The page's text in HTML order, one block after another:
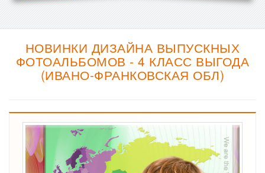
НОВИНКИ ДИЗАЙНА ВЫПУСКНЫХ
ФОТОАЛЬБОМОВ - 4 КЛАСС ВЫГОДА
(ИВАНО-ФРАНКОВСКАЯ ОБЛ)